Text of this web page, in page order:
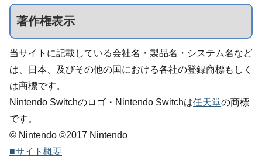
著作権表示
当サイトに記載している会社名・製品名・システム名など
は、日本、及びその他の国における各社の登録商標もしく
は商標です。
Nintendo Switchのロゴ・Nintendo Switchは任天堂の商標
です。
© Nintendo ©2017 Nintendo
■サイト概要